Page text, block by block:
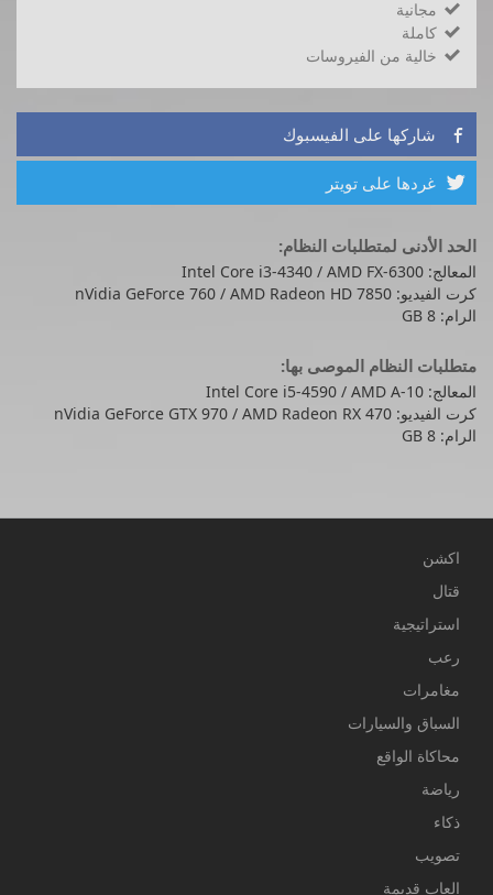
 مجانية
 كاملة
 خالية من الفيروسات
 شاركها على الفيسبوك
 غردها على تويتر
الحد الأدنى لمتطلبات النظام:
المعالج: Intel Core i3-4340 / AMD FX-6300
كرت الفيديو: nVidia GeForce 760 / AMD Radeon HD 7850
الرام: 8 GB
متطلبات النظام الموصى بها:
المعالج: Intel Core i5-4590 / AMD A-10
كرت الفيديو: nVidia GeForce GTX 970 / AMD Radeon RX 470
الرام: 8 GB
اكشن
قتال
استراتيجية
رعب
مغامرات
السباق والسيارات
محاكاة الواقع
رياضة
ذكاء
تصويب
العاب قديمة